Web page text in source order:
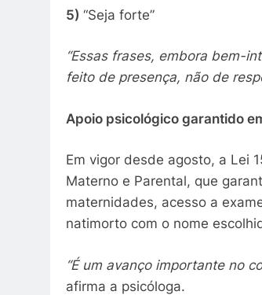
5) “Seja forte”
“Essas frases, embora bem-
feito de presença, não de
Apoio psicológico garantido
Em vigor desde agosto, a Lei
Materno e Parental, que
maternidades, acesso a
natimorto com o nome
“É um avanço importante no
afirma a psicóloga.